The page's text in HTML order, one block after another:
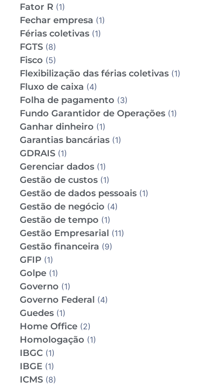
Fator R (1)
Fechar empresa (1)
Férias coletivas (1)
FGTS (8)
Fisco (5)
Flexibilização das férias coletivas (1)
Fluxo de caixa (4)
Folha de pagamento (3)
Fundo Garantidor de Operações (1)
Ganhar dinheiro (1)
Garantias bancárias (1)
GDRAIS (1)
Gerenciar dados (1)
Gestão de custos (1)
Gestão de dados pessoais (1)
Gestão de negócio (4)
Gestão de tempo (1)
Gestão Empresarial (11)
Gestão financeira (9)
GFIP (1)
Golpe (1)
Governo (1)
Governo Federal (4)
Guedes (1)
Home Office (2)
Homologação (1)
IBGC (1)
IBGE (1)
ICMS (8)